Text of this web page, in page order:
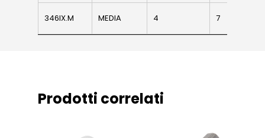
346IX.M MEDIA 4 7
346IX.M
Prodotti correlati
Sistema
News ed eventi
Downloads
Contatti